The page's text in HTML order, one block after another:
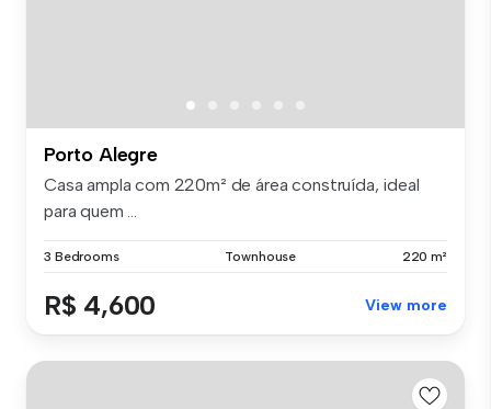
Porto Alegre
Casa ampla com 220m² de área construída, ideal
para quem ...
3 Bedrooms Townhouse 220 m²
R$ 4,600 View more